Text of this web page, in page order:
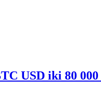
USD iki 80 000